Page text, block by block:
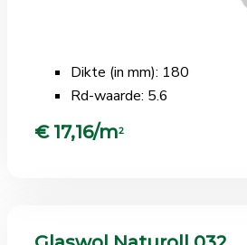
Dikte (in mm): 180
Rd-waarde: 5.6
€ 17,16/m2